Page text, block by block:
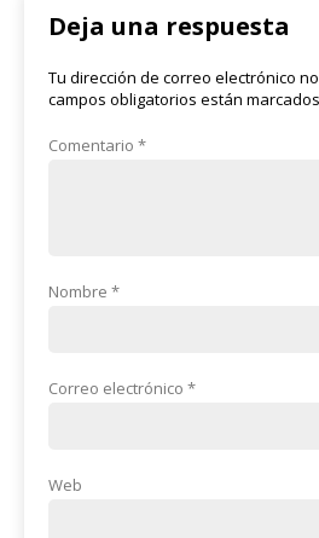
Deja una respuesta
Tu dirección de correo electrónico
campos obligatorios están
Comentario *
Nombre *
Correo electrónico *
Web